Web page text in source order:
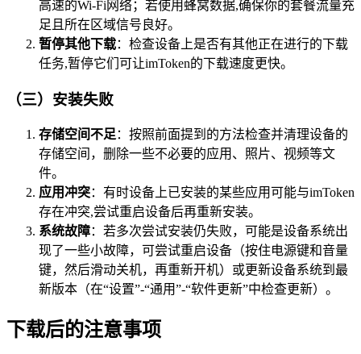
高速的Wi-Fi网络；若使用蜂窝数据,确保你的套餐流量充
足且所在区域信号良好。
暂停其他下载：检查设备上是否有其他正在进行的下载
任务,暂停它们可让imToken的下载速度更快。
（三）安装失败
存储空间不足 ：按照前面提到的方法检查并清理设备的
存储空间，删除一些不必要的应用、照片、视频等文
件。
应用冲突：有时设备上已安装的某些应用可能与imToken
存在冲突,尝试重启设备后再重新安装。
系统故障：若多次尝试安装仍失败，可能是设备系统出
现了一些小故障，可尝试重启设备（按住电源键和音量
键，然后滑动关机，再重新开机）或更新设备系统到最
新版本（在“设置”-“通用”-“软件更新”中检查更新）。
下载后的注意事项